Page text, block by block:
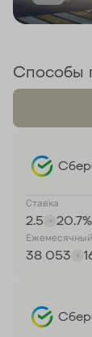
Способы
Ставка
2.5 20.7%
38 053